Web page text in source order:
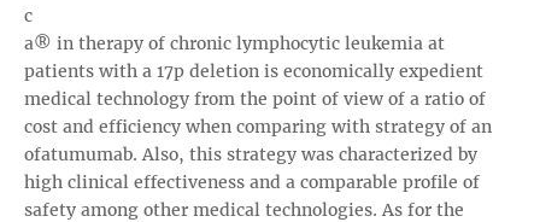
с
a® in therapy of chronic lymphocytic leukemia at
patients with a 17p deletion is economically expedient
medical technology from the point of view of a ratio of
cost and efficiency when comparing with strategy of an
ofatumumab. Also, this strategy was characterized by
high clinical effectiveness and a comparable profile of
safety among other medical technologies. As for the